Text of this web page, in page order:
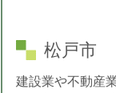
松戸市
建設業や不動産